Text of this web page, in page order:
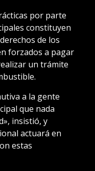
por parte
constituyen
de los
forzados a pagar
un trámite
a la gente
que nada
insistió, y
actuará en
estas